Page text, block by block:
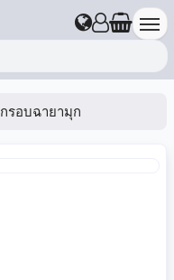
กรอบฉายามุก